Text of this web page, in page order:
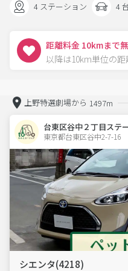
4 ステーション 4
距離料金 10kmまで無
以降は10km単位の
上野特選劇場から 1497m
台東区谷中２丁目ステ
東京都台東区谷中2-7-16
シエンタ(4218)